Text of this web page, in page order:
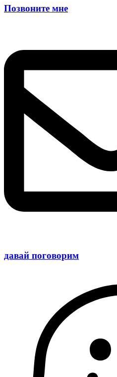
Позвоните мне
давай поговорим